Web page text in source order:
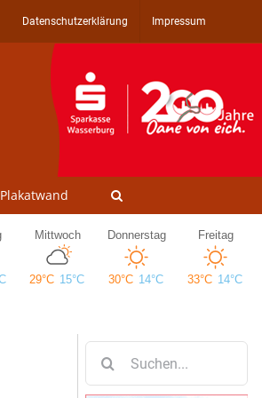
Datenschutzerklärung Impressum
Plakatwand
nach: